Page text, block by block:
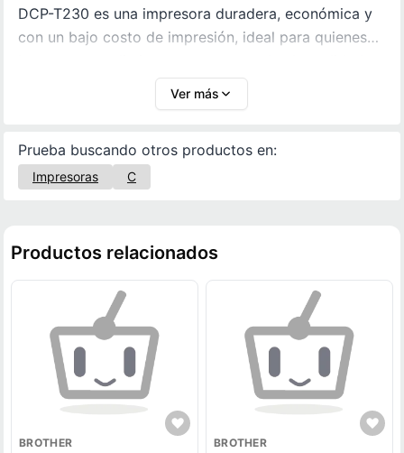
DCP-T230 es una impresora duradera, económica y
con un bajo costo de impresión, ideal para quienes
Ver más
Prueba buscando otros productos en:
Impresoras C
Productos relacionados
BROTHER BROTHER